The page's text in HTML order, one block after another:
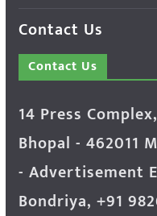
Contact Us
Contact Us
14 Press
Bhopal - 462011
- Advertisement
Bondriya, +91